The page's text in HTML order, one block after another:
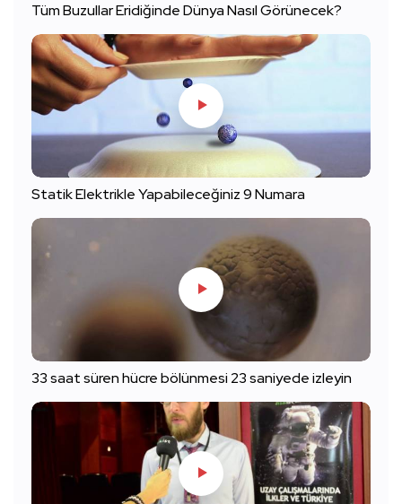
Tüm Buzullar Eridiğinde Dünya Nasıl Görünecek?
Statik Elektrikle Yapabileceğiniz 9 Numara
33 saat süren hücre bölünmesi 23 saniyede izleyin